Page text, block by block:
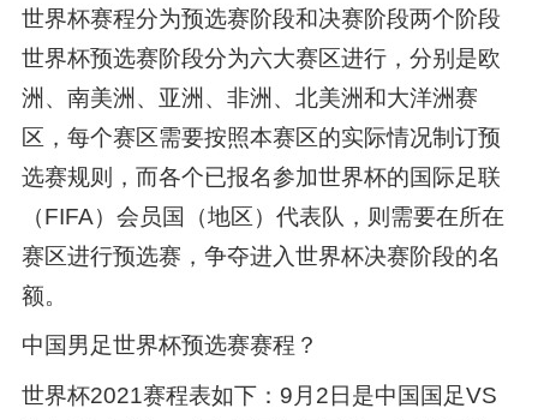
世界杯赛程分为预选赛阶段和决赛阶段两个阶段
世界杯预选赛阶段分为六大赛区进行，分别是欧
洲、南美洲、亚洲、非洲、北美洲和大洋洲赛
区，每个赛区需要按照本赛区的实际情况制订预
选赛规则，而各个已报名参加世界杯的国际足联
（FIFA）会员国（地区）代表队，则需要在所在
赛区进行预选赛，争夺进入世界杯决赛阶段的名
额。
中国男足世界杯预选赛赛程？
世界杯2021赛程表如下：9月2日是中国国足VS